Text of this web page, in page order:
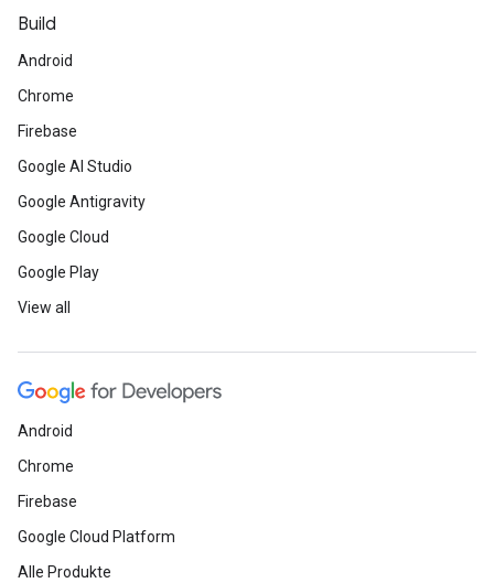
Build
Android
Chrome
Firebase
Google AI Studio
Google Antigravity
Google Cloud
Google Play
View all
Android
Chrome
Firebase
Google Cloud Platform
Alle Produkte